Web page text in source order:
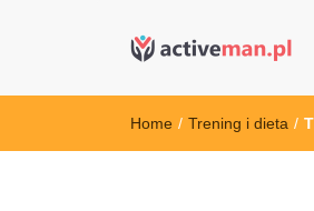
kettler serwis, sklep
Home / Trening i dieta /